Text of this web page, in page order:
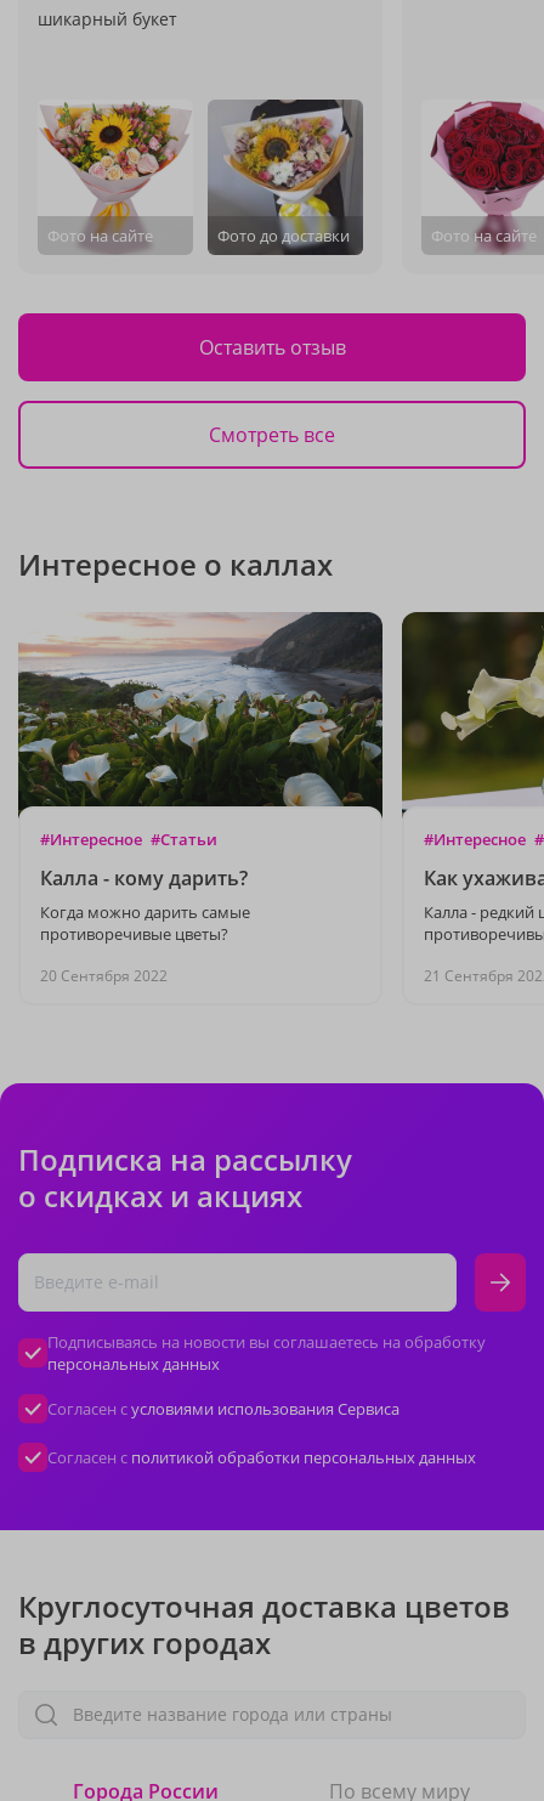
шикарный букет
Фото на сайте Фото до доставки Фото на сайте
Оставить отзыв
Смотреть все
Интересное о каллах
#Интересное #Статьи
Калла - кому дарить?
Когда можно дарить самые
противоречивые цветы?
20 Сентября 2022
#Интересное
Как
Калла - редкий
21 Сентября
Подписка на рассылку
о скидках и акциях
Подписываясь на новости вы соглашаетесь на обработку
персональных данных
Согласен сусловиями использования Сервиса
Согласен с политикой обработки персональных данных
Круглосуточная доставка цветов
в других городах
Введите название города или страны
Города России По всему миру